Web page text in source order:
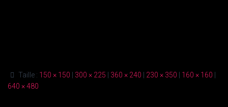
Taille : 150 × 150 | 300 × 225 | 360 × 240 | 230 × 350 | 160 × 160 |
640 × 480